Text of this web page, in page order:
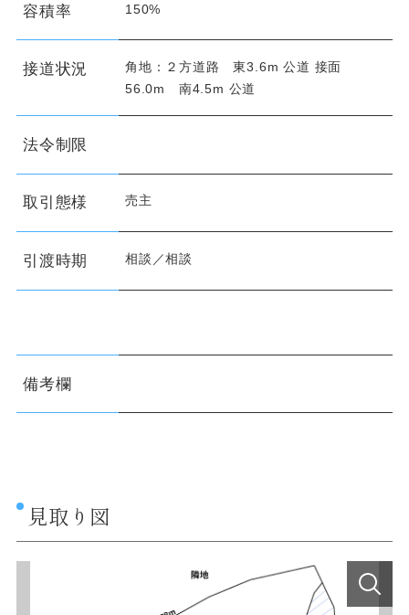
容積率 150%
接道状況
角地：２方道路 東3.6m 公道 接面
56.0m 南4.5m 公道
法令制限
取引態様 売主
引渡時期 相談／相談
備考欄
見取り図